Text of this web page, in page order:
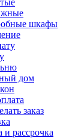
шкафы
дом
заказ
и рассрочка